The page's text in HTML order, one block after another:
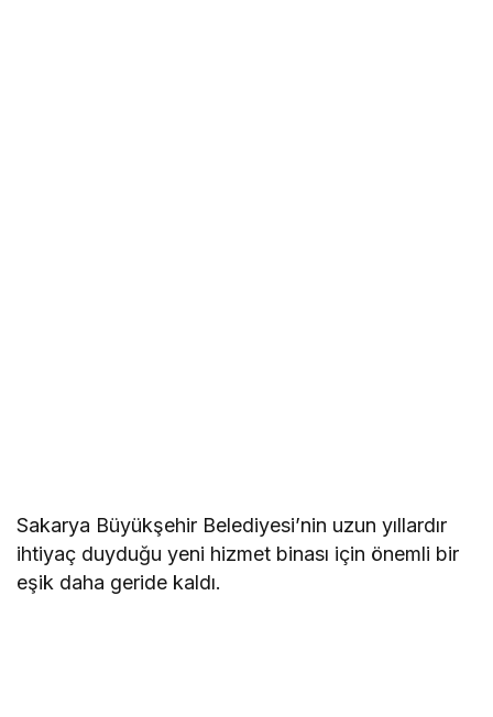
Sakarya Büyükşehir Belediyesi’nin uzun yıllardır
ihtiyaç duyduğu yeni hizmet binası için önemli bir
eşik daha geride kaldı.